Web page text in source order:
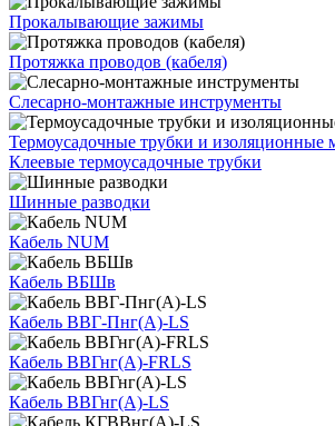
Прокалывающие зажимы
Протяжка проводов (кабеля)
Слесарно-монтажные инструменты
Термоусадочные трубки и изоляционные
Клеевые термоусадочные трубки
Шинные разводки
Кабель NUM
Кабель ВБШв
Кабель ВВГ-Пнг(А)-LS
Кабель ВВГнг(А)-FRLS
Кабель ВВГнг(А)-LS